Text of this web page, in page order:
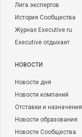
Лига экспертов
История Сообщества
Журнал Executive.ru
Executive отдыхает
НОВОСТИ
Новости дня
Новости компаний
Отставки и назначения
Новости образования
Новости Сообщества